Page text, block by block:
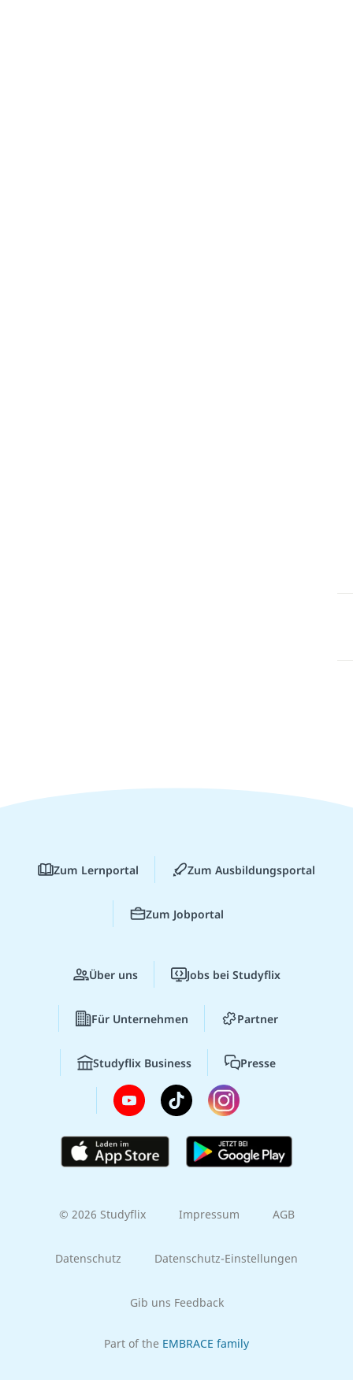
Zum Lernportal Zum Ausbildungsportal
Zum Jobportal
Über uns Jobs bei Studyflix
Für Unternehmen Partner
Studyflix Business Presse
© 2026 Studyflix Impressum AGB
Datenschutz Datenschutz-Einstellungen
Gib uns Feedback
Part of the EMBRACE family